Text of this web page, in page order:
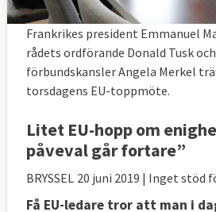
Frankrikes president Emmanuel
rådets ordförande Donald Tusk
förbundskansler Angela Merkel
torsdagens EU-toppmöte.
Litet EU-hopp om
påveval går fortare”
BRYSSEL 20 juni 2019 | Inget stöd
Få EU-ledare tror att man i